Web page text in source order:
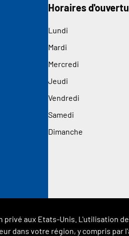
Horaires
Lundi
Mardi
Mercredi
Jeudi
Vendredi
Samedi
Dimanche
aux Etats-Unis. L'utilisation
votre région, y compris par